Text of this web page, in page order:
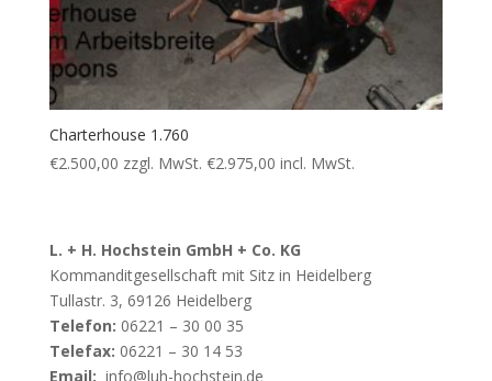
Charterhouse 1.760
€2.500,00 zzgl. MwSt. €2.975,00 incl. MwSt.
L. + H. Hochstein GmbH + Co. KG
Kommanditgesellschaft mit Sitz in Heidelberg
Tullastr. 3, 69126 Heidelberg
Telefon: 06221 – 30 00 35
Telefax: 06221 – 30 14 53
Email: info@luh-hochstein.de